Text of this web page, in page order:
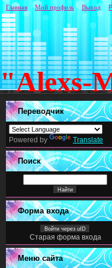
"Alexs-
Главная Мой профиль Выход
Переводчик
Powered by Translate
Поиск
Форма входа
Войти через uID
Старая форма входа
Меню сайта